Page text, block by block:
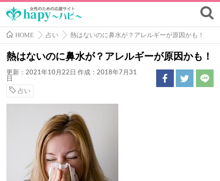
HOME 占い 熱はないのに鼻水が？アレルギーが原因かも！
熱はないのに鼻水が？アレルギーが原因かも！
更新：2021年10月22日 作成：2018年7月31
日
占い